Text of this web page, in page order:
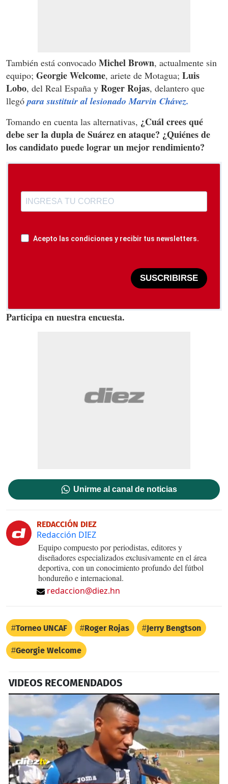
También está convocado Michel Brown, actualmente sin
equipo; Georgie Welcome, ariete de Motagua; Luis
Lobo, del Real España y Roger Rojas, delantero que
llegópara sustituir al lesionado Marvin Chávez.
Tomando en cuenta las alternativas, ¿Cuál crees qué
debe ser la dupla de Suárez en ataque? ¿Quiénes de
los candidato puede lograr un mejor rendimiento?
Acepto las condiciones y recibir tus newsletters.
SUSCRIBIRSE
Participa en nuestra encuesta.
Unirme al canal de noticias
REDACCIÓN DIEZ
Redacción DIEZ
Equipo compuesto por periodistas, editores y
diseñadores especializados exclusivamente en el área
deportiva, con un conocimiento profundo del fútbol
hondureño e internacional.
redaccion@diez.hn
Torneo UNCAF Roger Rojas Jerry Bengtson
Georgie Welcome
VIDEOS RECOMENDADOS